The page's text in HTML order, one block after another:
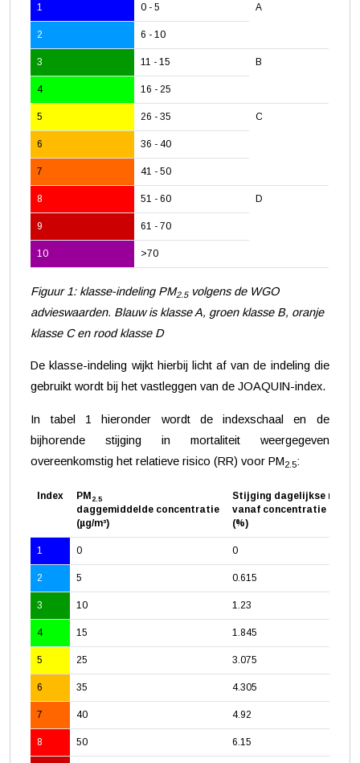
1 0 - 5 A
2 6 - 10
3 11 - 15 B
4 16 - 25
5 26 - 35 C
6 36 - 40
7 41 - 50
8 51 - 60 D
9 61 - 70
10 >70
Figuur 1: klasse-indeling PM2.5volgens de WGO
advieswaarden. Blauw is klasse A, groen klasse B, oranje
klasse C en rood klasse D
De klasse-indeling wijkt hierbij licht af van de indeling die
gebruikt wordt bij het vastleggen van de JOAQUIN-index.
In tabel 1 hieronder wordt de indexschaal en de
bijhorende stijging in mortaliteit weergegeven
overeenkomstig het relatieve risico (RR) voor PM2.5:
Index PM 2.5
daggemiddelde concentratie
(µg/m³)
Stijging dagelijkse
vanaf concentratie 0 µg/
(%)
1 0 0
2 5 0.615
3 10 1.23
4 15 1.845
5 25 3.075
6 35 4.305
7 40 4.92
8 50 6.15